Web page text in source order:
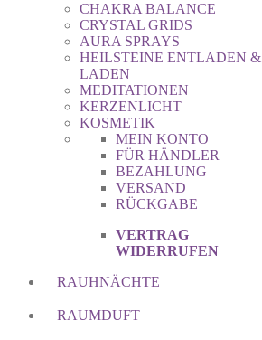
CHAKRA BALANCE
CRYSTAL GRIDS
AURA SPRAYS
HEILSTEINE ENTLADEN &
LADEN
MEDITATIONEN
KERZENLICHT
KOSMETIK
MEIN KONTO
FÜR HÄNDLER
BEZAHLUNG
VERSAND
RÜCKGABE
VERTRAG
WIDERRUFEN
RAUHNÄCHTE
RAUMDUFT